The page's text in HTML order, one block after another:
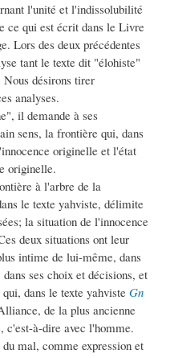
l'unité et l'indissolubilité
ce qui est écrit dans le Livre
Lors des deux précédentes
tant le texte dit "élohiste"
Nous désirons tirer
analyses.
il demande à ses
sens, la frontière qui, dans
originelle et l'état
originelle.
à l'arbre de la
le texte yahviste, délimite
la situation de l'innocence
deux situations ont leur
intime de lui-même, dans
ses choix et décisions, et
dans le texte yahviste Gn
de la plus ancienne
c'est-à-dire avec l'homme.
mal, comme expression et